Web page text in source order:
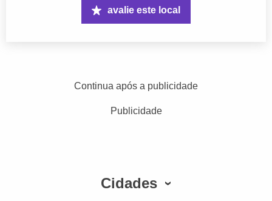
avalie este local
Continua após a publicidade
Publicidade
Cidades